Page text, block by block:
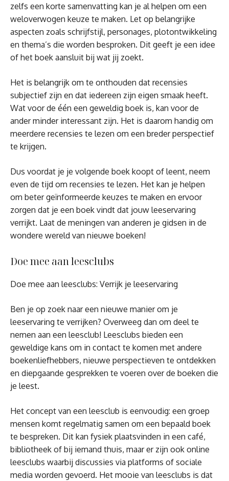
zelfs een korte samenvatting kan je al helpen om een
weloverwogen keuze te maken. Let op belangrijke
aspecten zoals schrijfstijl, personages, plotontwikkeling
en thema’s die worden besproken. Dit geeft je een idee
of het boek aansluit bij wat jij zoekt.
Het is belangrijk om te onthouden dat recensies
subjectief zijn en dat iedereen zijn eigen smaak heeft.
Wat voor de één een geweldig boek is, kan voor de
ander minder interessant zijn. Het is daarom handig om
meerdere recensies te lezen om een breder perspectief
te krijgen.
Dus voordat je je volgende boek koopt of leent, neem
even de tijd om recensies te lezen. Het kan je helpen
om beter geïnformeerde keuzes te maken en ervoor
zorgen dat je een boek vindt dat jouw leeservaring
verrijkt. Laat de meningen van anderen je gidsen in de
wondere wereld van nieuwe boeken!
Doe mee aan leesclubs
Doe mee aan leesclubs: Verrijk je leeservaring
Ben je op zoek naar een nieuwe manier om je
leeservaring te verrijken? Overweeg dan om deel te
nemen aan een leesclub! Leesclubs bieden een
geweldige kans om in contact te komen met andere
boekenliefhebbers, nieuwe perspectieven te ontdekken
en diepgaande gesprekken te voeren over de boeken die
je leest.
Het concept van een leesclub is eenvoudig: een groep
mensen komt regelmatig samen om een bepaald boek
te bespreken. Dit kan fysiek plaatsvinden in een café,
bibliotheek of bij iemand thuis, maar er zijn ook online
leesclubs waarbij discussies via platforms of sociale
media worden gevoerd. Het mooie van leesclubs is dat